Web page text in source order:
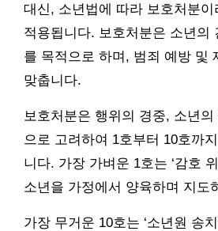
대신, 소년법에 따라 보호처분
적용됩니다. 보호처분은 소년의
를 목적으로 하며, 범죄 예방 및
맞춥니다.
보호처분은 행위의 경중, 소년
으로 고려하여 1호부터 10호까
니다. 가장 가벼운 1호는 ‘감호
소년을 가정에서 양육하며 지도
가장 무거운 10호는 ‘소년원 송